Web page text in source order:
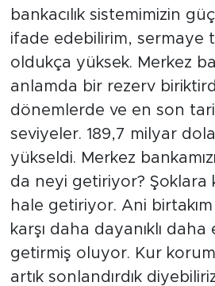
bankacılık sistemimizin
ifade edebilirim, sermaye
oldukça yüksek. Merkez
anlamda bir rezerv
dönemlerde ve en son
seviyeler. 189,7 milyar
yükseldi. Merkez
da neyi getiriyor? Şoklara
hale getiriyor. Ani
karşı daha dayanıklı
getirmiş oluyor. Kur
artık sonlandırdık